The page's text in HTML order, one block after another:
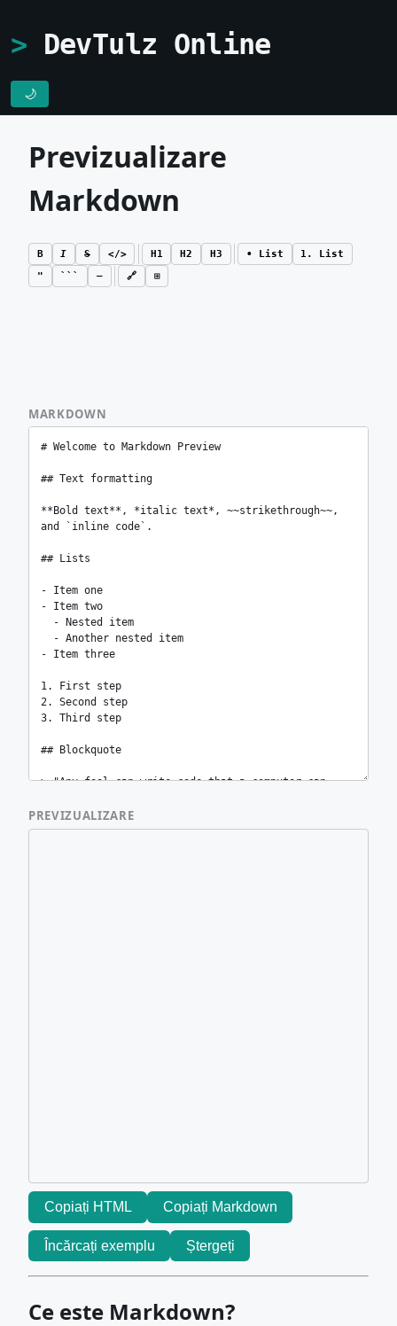
DevTulz Online
🌙
Previzualizare
Markdown
B I S </> H1 H2 H3 • List
1. List
"
``` — 🔗 ⊞
MARKDOWN
PREVIZUALIZARE
Copiați HTML Copiați Markdown
Încărcați exemplu Ștergeți
Ce este Markdown?